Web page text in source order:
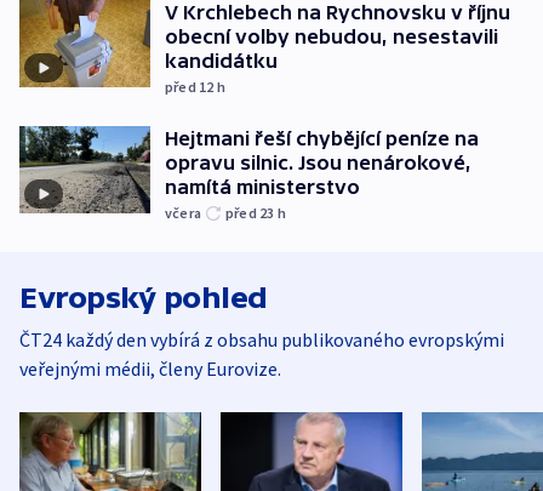
V Krchlebech na Rychnovsku v říjnu
obecní volby nebudou, nesestavili
kandidátku
před 12 h
Hejtmani řeší chybějící peníze na
opravu silnic. Jsou nenárokové,
namítá ministerstvo
včera před 23 h
Evropský pohled
ČT24 každý den vybírá z obsahu publikovaného evropskými
veřejnými médii, členy Eurovize.